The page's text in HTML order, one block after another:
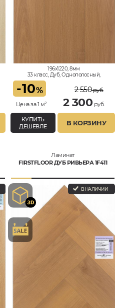
196x1220, 8мм
33 класс, Дуб, Однополосный,
-10%
Цена за 1 м²
2 550руб.
2 300 руб.
КУПИТЬ
ДЕШЕВЛЕ
В КОРЗИНУ
Ламинат
FIRSTFLOOR ДУБ РИВЬЕРА 1F411
В НАЛИЧИИ